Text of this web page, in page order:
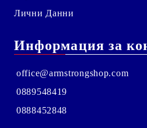
Лични Данни
Информация за
office@armstrongshop.com
0889548419
0888452848